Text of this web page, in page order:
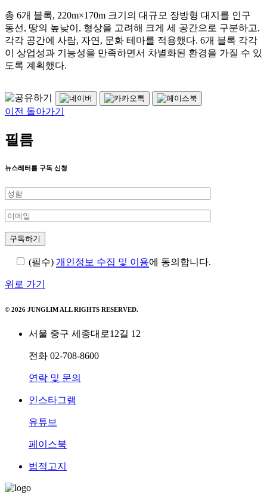
총 6개 블록, 220m×170m 크기의 대규모 장방형 대지를 인구
동선, 땅의 높낮이, 형상을 고려해 크게 세 공간으로 구분하고,
각각 공간에 사람, 자연, 문화 테마를 적용했다. 6개 블록 각각
이 상업성과 기능성을 만족하면서 차별화된 환경을 가질 수 있
도록 계획했다.
이전 돌아가기
필름
뉴스레터를 구독 신청
(필수) 개인정보 수집 및 이용에 동의합니다.
위로 가기
© 2026 JUNGLIM ALL RIGHTS RESERVED.
서울 중구 세종대로12길 12
전화 02-708-8600
연락 및 문의
인스타그램
유튜브
페이스북
법적고지